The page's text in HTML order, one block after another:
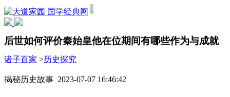
国学经典网
后世如何评价秦始皇他在位期间有哪些作为与成就
诸子百家 >历史探究
揭秘历史故事 2023-07-07 16:46:42